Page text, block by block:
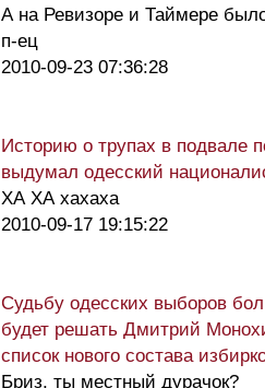
А на Ревизоре и Таймере
п-ец
2010-09-23 07:36:28
Историю о трупах в подвале
выдумал одесский
ХА ХА хахаха
2010-09-17 19:15:22
Судьбу одесских выборов
будет решать Дмитрий
список нового состава
Бриз, ты местный дурачок?